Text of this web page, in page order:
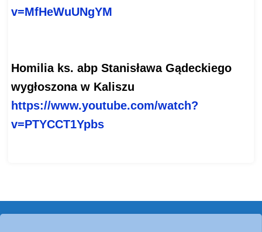
v=MfHeWuUNgYM
Homilia ks. abp Stanisława Gądeckiego
wygłoszona w Kaliszu
https://www.youtube.com/watch?
v=PTYCCT1Ypbs